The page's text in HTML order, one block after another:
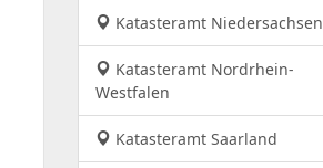
Katasteramt Niedersachsen
Katasteramt Nordrhein-
Westfalen
Katasteramt Saarland